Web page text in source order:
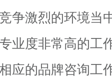
争激烈的环境当
业度非常高的工
应的品牌咨询工